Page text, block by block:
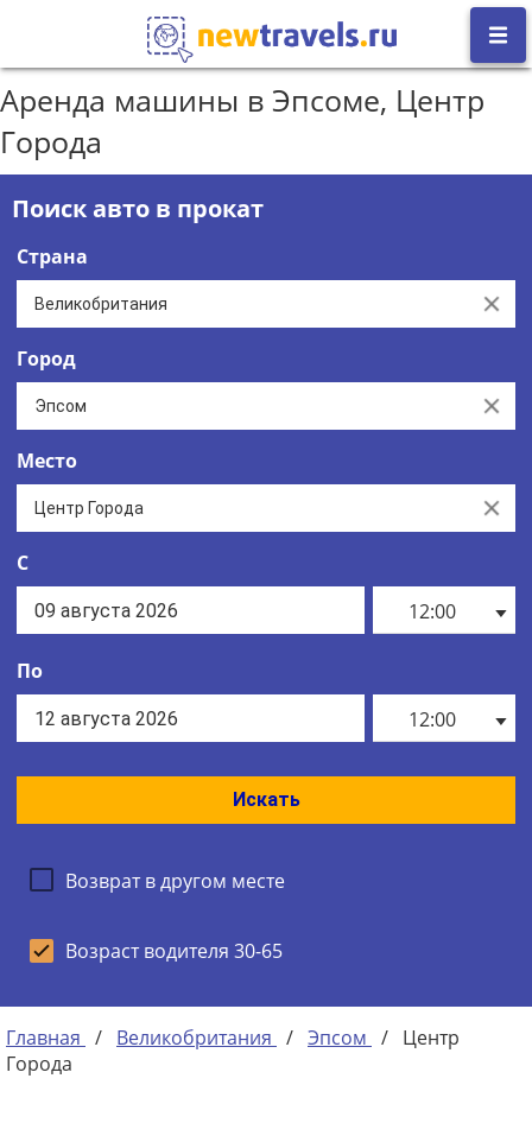
Аренда машины в Эпсоме, Центр
Города
Поиск авто в прокат
Страна
Clear
Город
Clear
Место
Clear
С
12:00
По
12:00
Искать
Возврат в другом месте
Возраст водителя 30-65
Главная / Великобритания / Эпсом / Центр
Города